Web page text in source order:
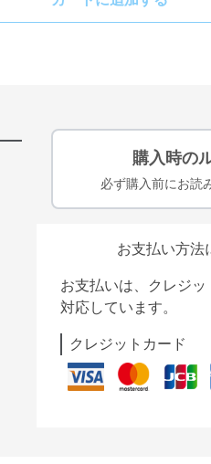
購入時の
必ず購入前にお読
お支払い方法
お支払いは、クレジッ
対応しています。
クレジットカード